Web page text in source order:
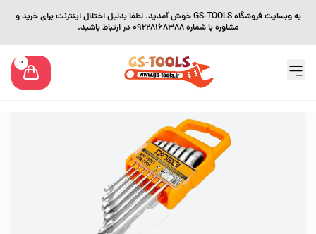
به وبسایت فروشگاه GS-TOOLS خوش آمدید. لطفا بدلیل اختلال اینترنت برای خرید و
مشاوره با شماره 09228168388 در ارتباط باشید.
0